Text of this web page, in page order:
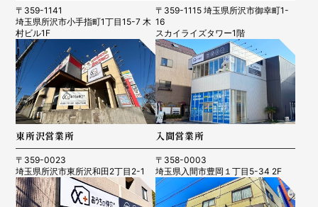
〒359-1141
埼玉県所沢市小手指町1丁目15-7 木
村ビル1F
〒359-1115 埼玉県所沢市御幸町1-
16
スカイライズタワー1階
東所沢営業所
〒359-0023
埼玉県所沢市東所沢和田2丁目2-1
入間営業所
〒358-0003
埼玉県入間市豊岡１丁目5-34 2F